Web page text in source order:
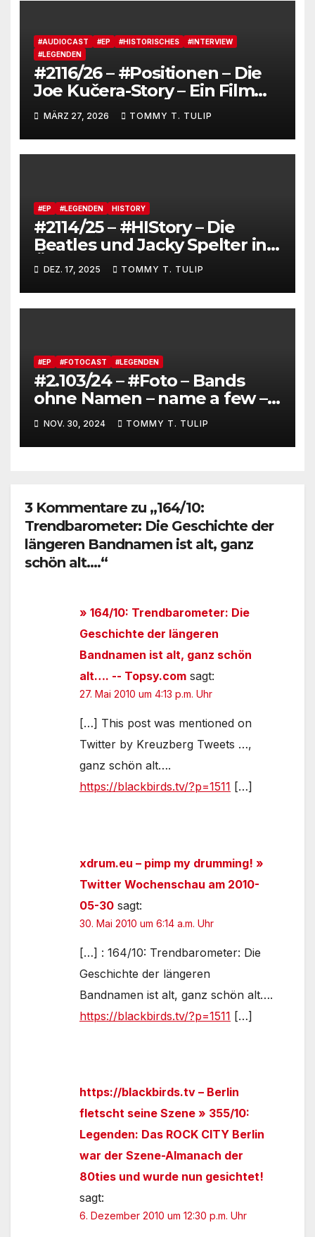
#AUDIOCAST #EP #HISTORISCHES
#INTERVIEW
#LEGENDEN
#2116/26 – #Positionen – Die
Joe Kučera-Story – Ein Film
von Bedřich Ludvík „Aktuel“
mit Untertiteln (auf Deutsch
und Englisch)
MÄRZ 27, 2026 TOMMY T. TULIP
#EP #LEGENDEN HISTORY
#2114/25 – #HIStory – Die
Beatles und Jacky Spelter in
Österreich
DEZ. 17, 2025 TOMMY T. TULIP
#EP #FOTOCAST #LEGENDEN
#2.103/24 – #Foto – Bands
ohne Namen – name a few –
Um nur einige Strategien zu
nennen, vor vollen Häusern
zu spielen #LieddesTages
NOV. 30, 2024 TOMMY T. TULIP
3 Kommentare zu „164/10:
Trendbarometer: Die Geschichte der
längeren Bandnamen ist alt, ganz
schön alt….“
» 164/10: Trendbarometer: Die
Geschichte der längeren
Bandnamen ist alt, ganz schön
alt…. -- Topsy.com sagt:
27. Mai 2010 um 4:13 p.m. Uhr
[…] This post was mentioned on
Twitter by Kreuzberg Tweets …,
ganz schön alt….
https://blackbirds.tv/?p=1511 […]
xdrum.eu – pimp my drumming! »
Twitter Wochenschau am 2010-
05-30 sagt:
30. Mai 2010 um 6:14 a.m. Uhr
[…] : 164/10: Trendbarometer: Die
Geschichte der längeren
Bandnamen ist alt, ganz schön alt….
https://blackbirds.tv/?p=1511 […]
https://blackbirds.tv – Berlin
fletscht seine Szene » 355/10:
Legenden: Das ROCK CITY Berlin
war der Szene-Almanach der
80ties und wurde nun gesichtet!
sagt:
6. Dezember 2010 um 12:30 p.m. Uhr